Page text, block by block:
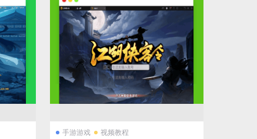
手游游戏 视频教程